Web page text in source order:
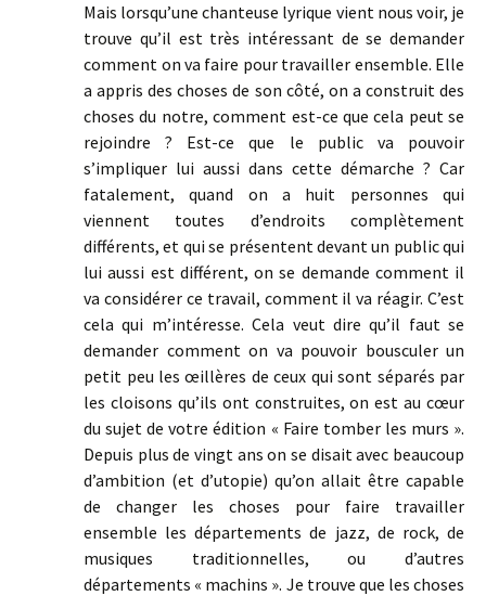
Mais lorsqu’une chanteuse lyrique vient nous voir, je
trouve qu’il est très intéressant de se demander
comment on va faire pour travailler ensemble. Elle
a appris des choses de son côté, on a construit des
choses du notre, comment est-ce que cela peut se
rejoindre ? Est-ce que le public va pouvoir
s’impliquer lui aussi dans cette démarche ? Car
fatalement, quand on a huit personnes qui
viennent toutes d’endroits complètement
différents, et qui se présentent devant un public qui
lui aussi est différent, on se demande comment il
va considérer ce travail, comment il va réagir. C’est
cela qui m’intéresse. Cela veut dire qu’il faut se
demander comment on va pouvoir bousculer un
petit peu les œillères de ceux qui sont séparés par
les cloisons qu’ils ont construites, on est au cœur
du sujet de votre édition « Faire tomber les murs ».
Depuis plus de vingt ans on se disait avec beaucoup
d’ambition (et d’utopie) qu’on allait être capable
de changer les choses pour faire travailler
ensemble les départements de jazz, de rock, de
musiques traditionnelles, ou d’autres
départements « machins ». Je trouve que les choses